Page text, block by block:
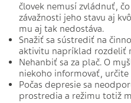
človek nemusí zvládnuť,
závažnosti jeho stavu aj
mu aj tak nedostáva.
Snažiť sa sústrediť na
aktivitu napríklad rozdeliť
Nehanbiť sa za plač. O
niekoho informovať, určite
Počas depresie sa
prostredia a režimu totiž